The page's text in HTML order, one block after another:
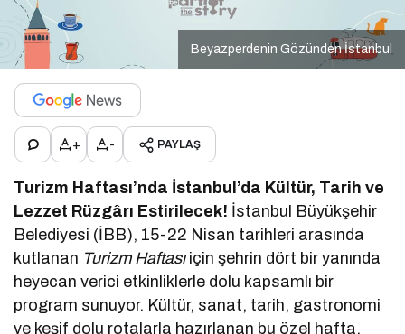
Beyazperdenin Gözünden İstanbul
+ - PAYLAŞ
Turizm Haftası’nda İstanbul’da Kültür, Tarih ve
Lezzet Rüzgârı Estirilecek! İstanbul Büyükşehir
Belediyesi (İBB), 15-22 Nisan tarihleri arasında
kutlanan Turizm Haftasıiçin şehrin dört bir yanında
heyecan verici etkinliklerle dolu kapsamlı bir
program sunuyor. Kültür, sanat, tarih, gastronomi
ve keşif dolu rotalarla hazırlanan bu özel hafta,